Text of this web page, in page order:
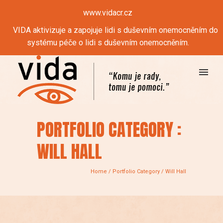
www.vidacr.cz
VIDA aktivizuje a zapojuje lidi s duševním onemocněním do
systému péče o lidi s duševním onemocněním.
PORTFOLIO CATEGORY :
WILL HALL
Home / Portfolio Category / Will Hall